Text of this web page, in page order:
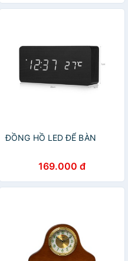
ĐỒNG HỒ LED ĐỂ BÀN
169.000 đ